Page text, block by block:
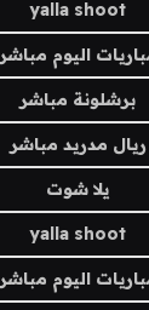
yalla shoot
اليوم مباشر
برشلونة مباشر
ريال مدريد مباشر
يلا شوت
yalla shoot
اليوم مباشر